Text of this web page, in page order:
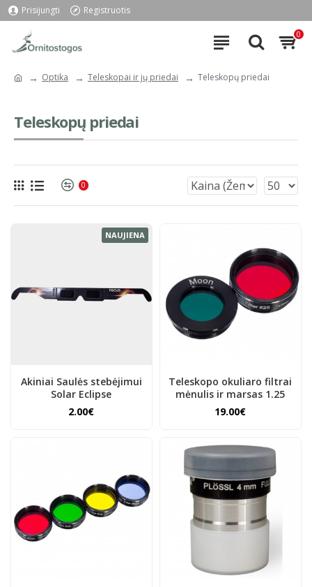
Prisijungti Registruotis
0
Optika Teleskopai ir jų priedai Teleskopų priedai
Teleskopų priedai
0
NAUJIENA
Akiniai Saulės stebėjimui
Solar Eclipse
2.00€
Teleskopo okuliaro filtrai
mėnulis ir marsas 1.25
19.00€